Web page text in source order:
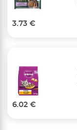
3.73 €
6.02 €